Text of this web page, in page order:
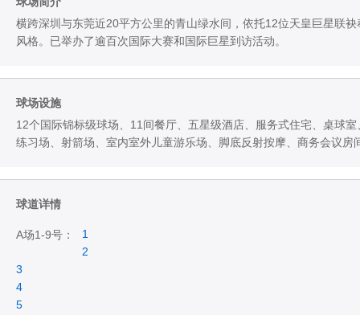
横跨深圳与东莞近20平方公里的青山绿水间，依托12位天皇巨星联
风格。已举办了逾百次国际大赛和国际巨星到访活动。
球场设施
12个国际锦标级球场、11间餐厅、五星级酒店、服务式住宅、桌球
练习场、射箭场、室内室外儿童游乐场、脚底反射按摩、商务会议房
球道详情
A场1-9号：
1
2
3
4
5